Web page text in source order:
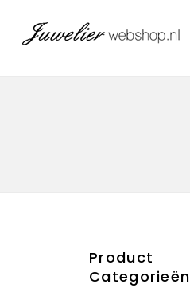
Product
Categorieën